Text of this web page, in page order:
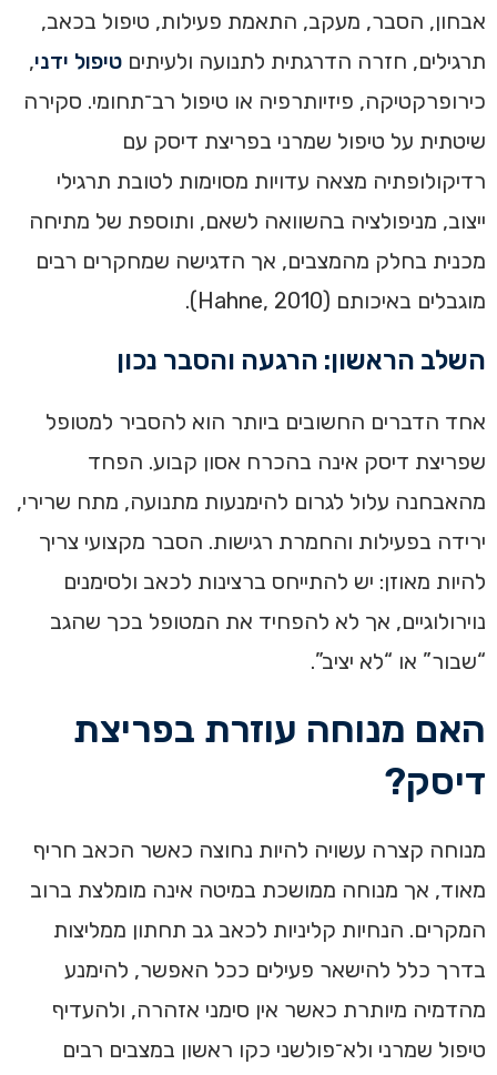
אבחון, הסבר, מעקב, התאמת פעילות, טיפול בכאב,
תרגילים, חזרה הדרגתית לתנועה ולעיתים טיפול ידני,
כירופרקטיקה, פיזיותרפיה או טיפול רב־תחומי. סקירה
שיטתית על טיפול שמרני בפריצת דיסק עם
רדיקולופתיה מצאה עדויות מסוימות לטובת תרגילי
ייצוב, מניפולציה בהשוואה לשאם, ותוספת של מתיחה
מכנית בחלק מהמצבים, אך הדגישה שמחקרים רבים
מוגבלים באיכותם (Hahne, 2010).
השלב הראשון: הרגעה והסבר נכון
אחד הדברים החשובים ביותר הוא להסביר למטופל
שפריצת דיסק אינה בהכרח אסון קבוע. הפחד
מהאבחנה עלול לגרום להימנעות מתנועה, מתח שרירי,
ירידה בפעילות והחמרת רגישות. הסבר מקצועי צריך
להיות מאוזן: יש להתייחס ברצינות לכאב ולסימנים
נוירולוגיים, אך לא להפחיד את המטופל בכך שהגב
“שבור” או “לא יציב”.
האם מנוחה עוזרת בפריצת
דיסק?
מנוחה קצרה עשויה להיות נחוצה כאשר הכאב חריף
מאוד, אך מנוחה ממושכת במיטה אינה מומלצת ברוב
המקרים. הנחיות קליניות לכאב גב תחתון ממליצות
בדרך כלל להישאר פעילים ככל האפשר, להימנע
מהדמיה מיותרת כאשר אין סימני אזהרה, ולהעדיף
טיפול שמרני ולא־פולשני כקו ראשון במצבים רבים